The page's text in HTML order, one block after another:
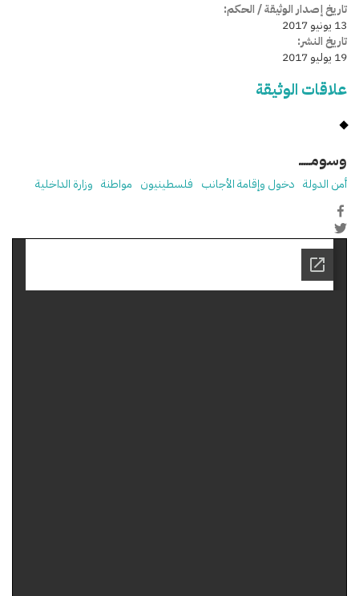
تاريخ إصدار الوثيقة / الحكم:
13 يونيو 2017
تاريخ النشر:
19 يوليو 2017
علاقات الوثيقة
وسومـــــ
أمن الدولة دخول وإقامة الأجانب فلسطينيون مواطنة وزارة الداخلية